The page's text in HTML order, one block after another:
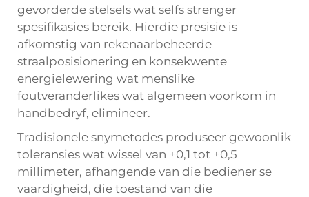
gevorderde stelsels wat selfs strenger
spesifikasies bereik. Hierdie presisie is
afkomstig van rekenaarbeheerde
straalposisionering en konsekwente
energielewering wat menslike
foutveranderlikes wat algemeen voorkom in
handbedryf, elimineer.
Tradisionele snymetodes produseer gewoonlik
toleransies wat wissel van ±0,1 tot ±0,5
millimeter, afhangende van die bediener se
vaardigheid, die toestand van die